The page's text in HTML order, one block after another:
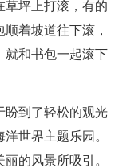
草坪上打滚，有的
着坡道往下滚，
就和书包一起滚下
盼到了轻松的观光
世界主题乐园。
的风景所吸引。